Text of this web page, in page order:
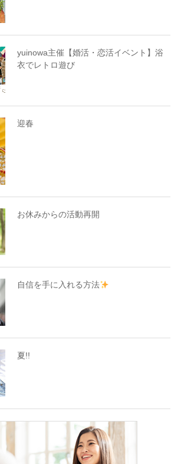
yuinowa主催【婚活・恋活イベント】浴
衣でレトロ遊び
迎春
お休みからの活動再開
自信を手に入れる方法
夏!!